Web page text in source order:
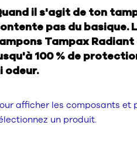
il s'agit de ton
pas du basique.
Tampax
100 % de
odeur.
afficher les composants et
un produit.